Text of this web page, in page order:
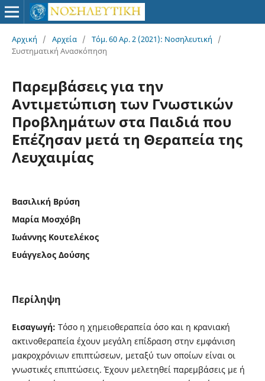
Αρχική / Αρχεία / Τόμ. 60 Αρ. 2 (2021): Νοσηλευτική
/
Συστηματική Ανασκόπηση
Παρεμβάσεις για την
Αντιμετώπιση των Γνωστικών
Προβλημάτων στα Παιδιά που
Επέζησαν μετά τη Θεραπεία της
Λευχαιμίας
Βασιλική Βρύση
Μαρία Μοσχόβη
Ιωάννης Κουτελέκος
Ευάγγελος Δούσης
Περίληψη
Εισαγωγή: Τόσο η χημειοθεραπεία όσο και η κρανιακή
ακτινοθεραπεία έχουν μεγάλη επίδραση στην εμφάνιση
μακροχρόνιων επιπτώσεων, μεταξύ των οποίων είναι οι
γνωστικές επιπτώσεις. Έχουν μελετηθεί παρεμβάσεις με ή